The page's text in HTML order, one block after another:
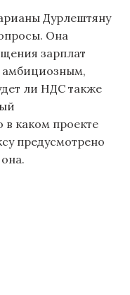
Дурлештяну
Она
зарплат
амбициозным,
ли НДС также
в каком проекте
предусмотрено